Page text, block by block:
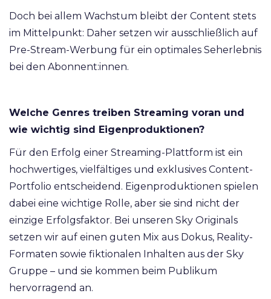
Doch bei allem Wachstum bleibt der Content stets
im Mittelpunkt: Daher setzen wir ausschließlich auf
Pre-Stream-Werbung für ein optimales Seherlebnis
bei den Abonnent:innen.
Welche Genres treiben Streaming voran und
wie wichtig sind Eigenproduktionen?
Für den Erfolg einer Streaming-Plattform ist ein
hochwertiges, vielfältiges und exklusives Content-
Portfolio entscheidend. Eigenproduktionen spielen
dabei eine wichtige Rolle, aber sie sind nicht der
einzige Erfolgsfaktor. Bei unseren Sky Originals
setzen wir auf einen guten Mix aus Dokus, Reality-
Formaten sowie fiktionalen Inhalten aus der Sky
Gruppe – und sie kommen beim Publikum
hervorragend an.